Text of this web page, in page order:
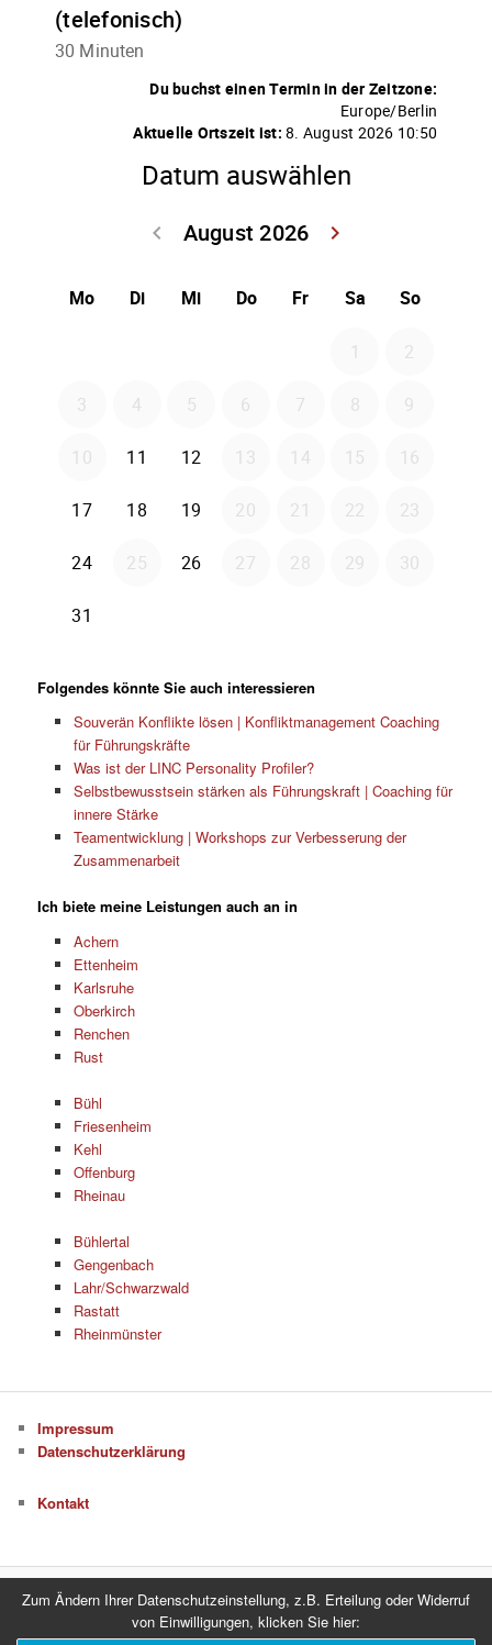
Folgendes könnte Sie auch interessieren
Souverän Konflikte lösen | Konfliktmanagement Coaching
für Führungskräfte
Was ist der LINC Personality Profiler?
Selbstbewusstsein stärken als Führungskraft | Coaching für
innere Stärke
Teamentwicklung | Workshops zur Verbesserung der
Zusammenarbeit
Ich biete meine Leistungen auch an in
Achern
Ettenheim
Karlsruhe
Oberkirch
Renchen
Rust
Bühl
Friesenheim
Kehl
Offenburg
Rheinau
Bühlertal
Gengenbach
Lahr/Schwarzwald
Rastatt
Rheinmünster
Impressum
Datenschutzerklärung
Kontakt
Datenschutzerklärung Stolz präsentiert von WordPress
Zum Ändern Ihrer Datenschutzeinstellung, z.B. Erteilung oder Widerruf
von Einwilligungen, klicken Sie hier: